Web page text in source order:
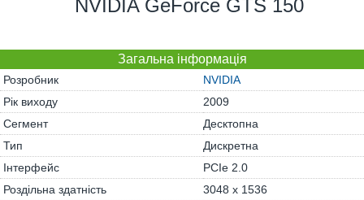
NVIDIA GeForce GTS 150
Загальна інформація
Розробник
NVIDIA
Рік виходу
2009
Сегмент
Десктопна
Тип
Дискретна
Інтерфейс
PCIe 2.0
Роздільна здатність
3048 x 1536